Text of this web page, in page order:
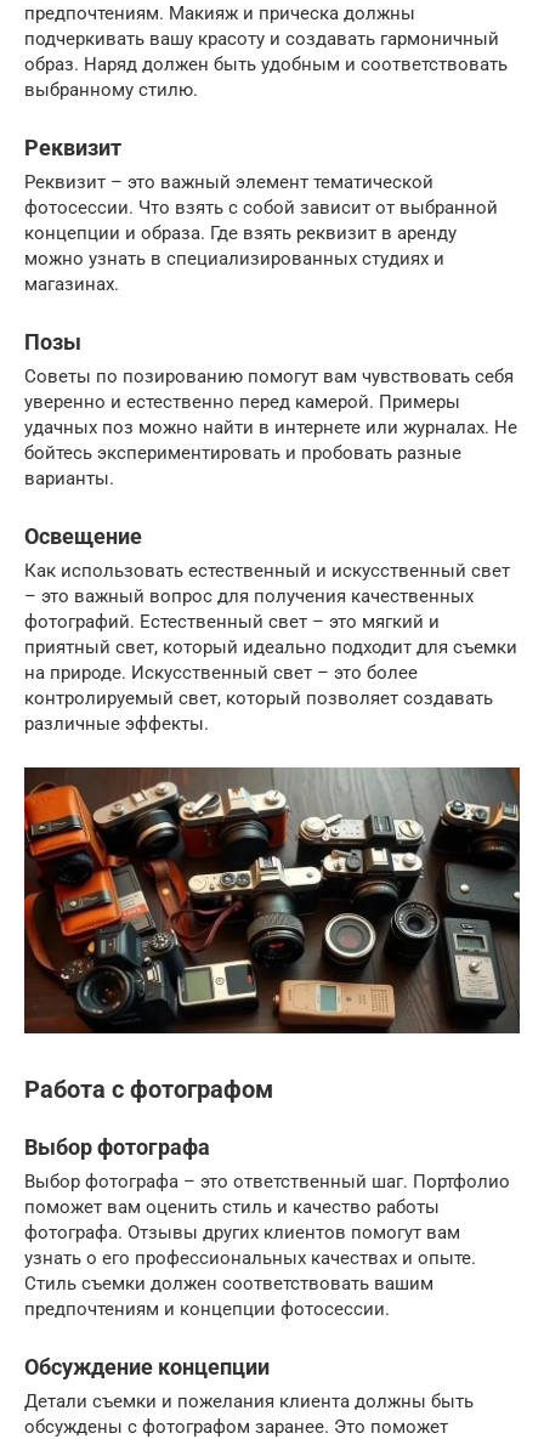
предпочтениям. Макияж и прическа должны
подчеркивать вашу красоту и создавать гармоничный
образ. Наряд должен быть удобным и соответствовать
выбранному стилю.
Реквизит
Реквизит – это важный элемент тематической
фотосессии. Что взять с собой зависит от выбранной
концепции и образа. Где взять реквизит в аренду
можно узнать в специализированных студиях и
магазинах.
Позы
Советы по позированию помогут вам чувствовать себя
уверенно и естественно перед камерой. Примеры
удачных поз можно найти в интернете или журналах. Не
бойтесь экспериментировать и пробовать разные
варианты.
Освещение
Как использовать естественный и искусственный свет
– это важный вопрос для получения качественных
фотографий. Естественный свет – это мягкий и
приятный свет, который идеально подходит для съемки
на природе. Искусственный свет – это более
контролируемый свет, который позволяет создавать
различные эффекты.
Работа с фотографом
Выбор фотографа
Выбор фотографа – это ответственный шаг. Портфолио
поможет вам оценить стиль и качество работы
фотографа. Отзывы других клиентов помогут вам
узнать о его профессиональных качествах и опыте.
Стиль съемки должен соответствовать вашим
предпочтениям и концепции фотосессии.
Обсуждение концепции
Детали съемки и пожелания клиента должны быть
обсуждены с фотографом заранее. Это поможет